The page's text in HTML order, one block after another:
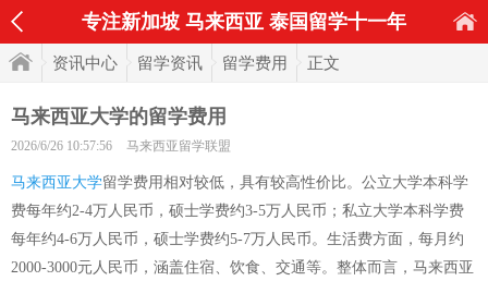
专注新加坡 马来西亚 泰国留学十一年
资讯中心 留学资讯 留学费用 正文
马来西亚大学的留学费用
2026/6/26 10:57:56 马来西亚留学联盟
马来西亚大学留学费用相对较低，具有较高性价比。公立大学本科学
费每年约2-4万人民币，硕士学费约3-5万人民币；私立大学本科学费
每年约4-6万人民币，硕士学费约5-7万人民币。生活费方面，每月约
2000-3000元人民币，涵盖住宿、饮食、交通等。整体而言，马来西亚